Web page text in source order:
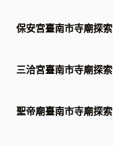
保安宮臺南市寺廟探索
三洽宮臺南市寺廟探索
聖帝廟臺南市寺廟探索